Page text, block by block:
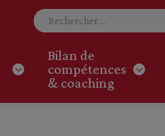
Bilan de
compétences
& coaching